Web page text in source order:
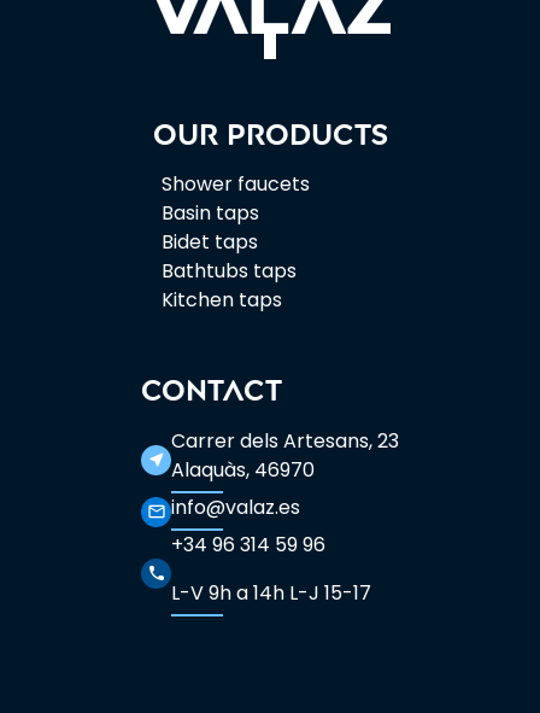
Our products
Shower faucets
Basin taps
Bidet taps
Bathtubs taps
Kitchen taps
CONTACT
near_me
Carrer dels Artesans, 23
Alaquàs, 46970
mail_outline info@valaz.es
phone
+34 96 314 59 96
L-V 9h a 14h L-J 15-17